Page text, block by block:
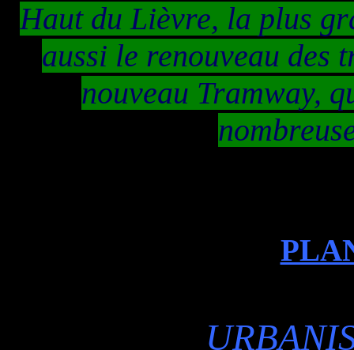
Haut du Lièvre, la plus
aussi le renouveau des
nouveau Tramway,
URBANISME